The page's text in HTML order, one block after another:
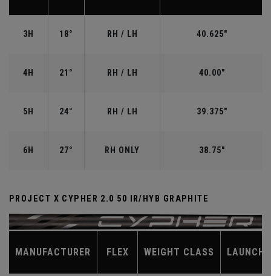
3H 18° RH / LH 40.625"
4H 21° RH / LH 40.00"
5H 24° RH / LH 39.375"
6H 27° RH ONLY 38.75"
PROJECT X CYPHER 2.0 50 IR/HYB GRAPHITE
MANUFACTURER FLEX WEIGHT CLASS LAUNCH